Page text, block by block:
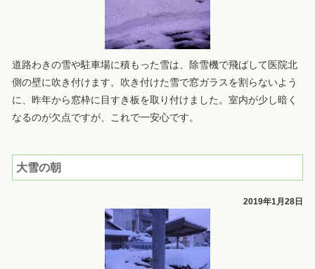
道路わきの雪や駐車場に積もった雪は、除雪機で飛ばして医院北
側の壁に吹き付けます。吹き付けた雪で窓ガラスを割らないよう
に、昨年から窓枠に目すき板を取り付けました。室内が少し暗く
なるのが欠点ですが、これで一安心です。
大雪の朝
2019年1月28日